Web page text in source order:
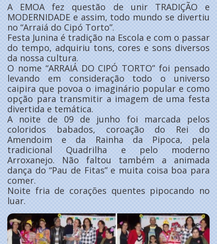
A EMOA fez questão de unir TRADIÇÃO e
MODERNIDADE e assim, todo mundo se divertiu
no “Arraiá do Cipó Torto”.
Festa Junina é tradição na Escola e com o passar
do tempo, adquiriu tons, cores e sons diversos
da nossa cultura.
O nome “ARRAIÁ DO CIPÓ TORTO” foi pensado
levando em consideração todo o universo
caipira que povoa o imaginário popular e como
opção para transmitir a imagem de uma festa
divertida e temática.
A noite de 09 de junho foi marcada pelos
coloridos babados, coroação do Rei do
Amendoim e da Rainha da Pipoca, pela
tradicional Quadrilha e pelo moderno
Arroxanejo. Não faltou também a animada
dança do “Pau de Fitas” e muita coisa boa para
comer.
Noite fria de corações quentes pipocando no
luar.